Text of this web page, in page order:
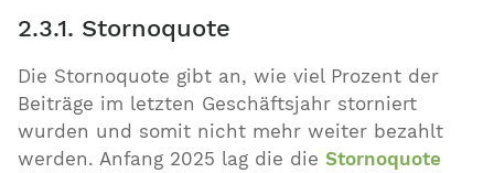
2.3.1. Stornoquote
Die Stornoquote gibt an, wie viel Prozent der
Beiträge im letzten Geschäftsjahr storniert
wurden und somit nicht mehr weiter bezahlt
werden. Anfang 2025 lag die die Stornoquote